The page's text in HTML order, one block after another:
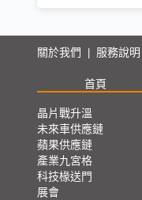
關於我們 服務說明
首頁
晶片戰升溫
未來車供應鏈
蘋果供應鏈
產業九宮格
科技椽送門
展會